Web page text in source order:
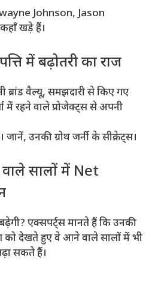
Johnson, Jason
खड़े हैं।
में बढ़ोतरी का राज
वैल्यू, समझदारी से किए गए
में रहने वाले प्रोजेक्ट्स से अपनी
जानें, उनकी ग्रोथ जर्नी के सीक्रेट्स।
सालों में Net
एक्सपर्ट्स मानते हैं कि उनकी
को देखते हुए वे आने वाले सालों में भी
सकते हैं।